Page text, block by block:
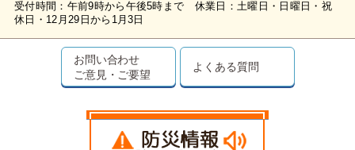
受付時間：午前9時から午後5時まで 休業日：土曜日・日曜日・祝
休日・12月29日から1月3日
お問い合わせ
ご意見・ご要望
よくある質問